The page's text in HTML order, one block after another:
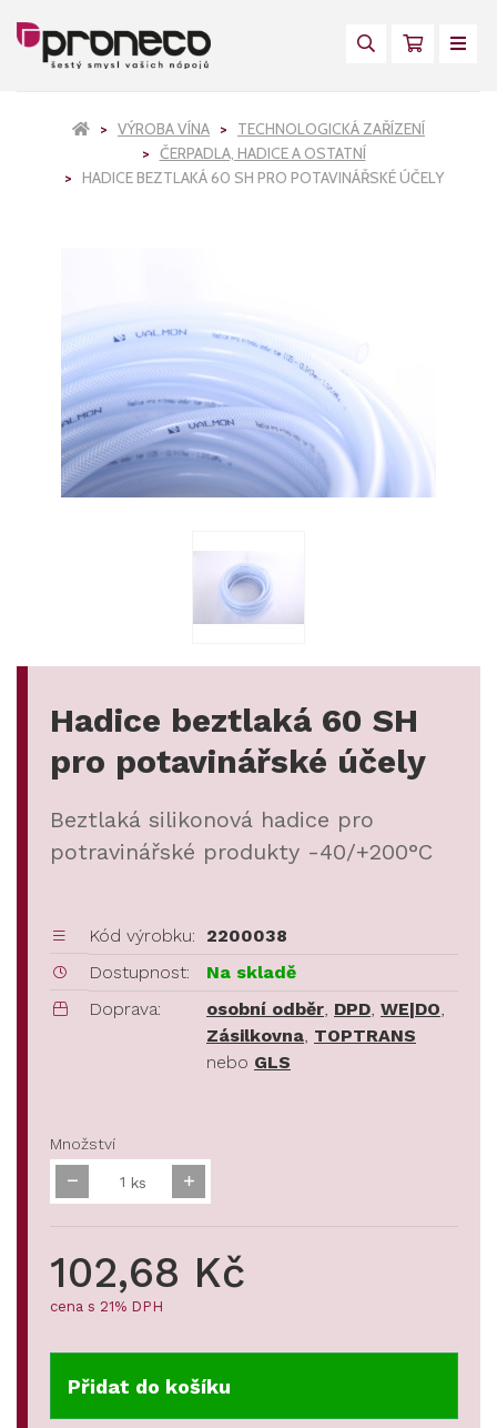
VÝROBA VÍNA
TECHNOLOGICKÁ ZAŘÍZENÍ
ČERPADLA, HADICE A OSTATNÍ
HADICE BEZTLAKÁ 60 SH PRO POTAVINÁŘSKÉ ÚČELY
Hadice beztlaká 60 SH
pro potavinářské účely
Beztlaká silikonová hadice pro
potravinářské produkty -40/+200°C
Kód výrobku:
2200038
Dostupnost:
Na skladě
Doprava:
osobní odběr, DPD, WE|DO,
Zásilkovna, TOPTRANS
nebo GLS
Množství
ks
102,68 Kč
cena s 21% DPH
Přidat do košíku